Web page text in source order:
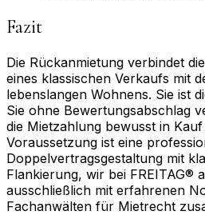
Fazit
Die Rückanmietung verbindet
eines klassischen Verkaufs mit
lebenslangen Wohnens. Sie ist
Sie ohne Bewertungsabschlag
die Mietzahlung bewusst in
Voraussetzung ist eine
Doppelvertragsgestaltung mit
Flankierung, wir bei FREITAG®
ausschließlich mit erfahrenen
Fachanwälten für Mietrecht